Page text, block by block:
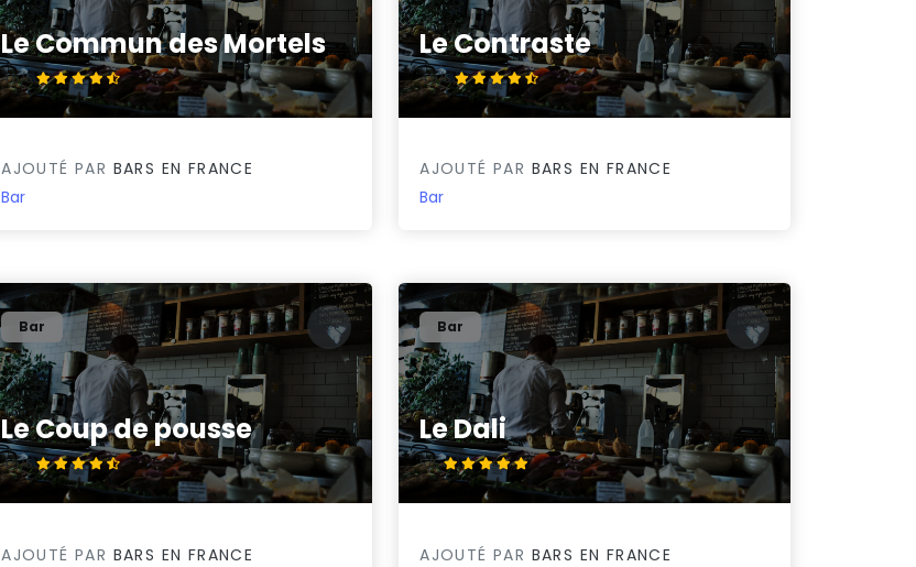
Le Commun des Mortels
4.8/5
AJOUTÉ PAR BARS EN FRANCE
Bar
Le Contraste
4.9/5
AJOUTÉ PAR BARS EN FRANCE
Bar
Le Coup de pousse
4.9/5
Bar
AJOUTÉ PAR BARS EN FRANCE
Le Dali
5/5
Bar
AJOUTÉ PAR BARS EN FRANCE